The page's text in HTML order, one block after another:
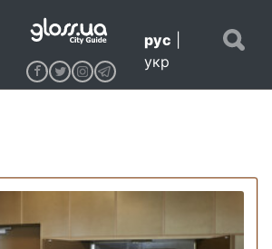
рус
укр